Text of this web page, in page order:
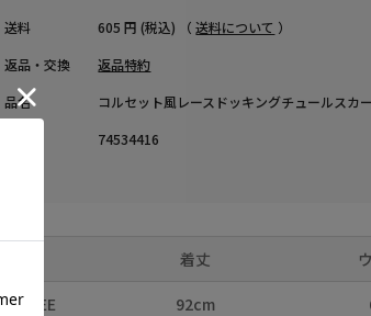
送料
605 円 (税込) （送料について ）
返品・交換
返品特約
品名
コルセット風レースドッキングチュールスカ
74534416
着丈
FREE 92cm